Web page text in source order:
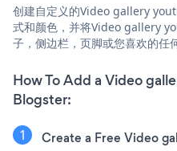
创建自定义的Video gallery
式和颜色，并将Video gallery
子，侧边栏，页脚或您喜欢的任
How To Add a Video
Blogster:
Create a Free Video